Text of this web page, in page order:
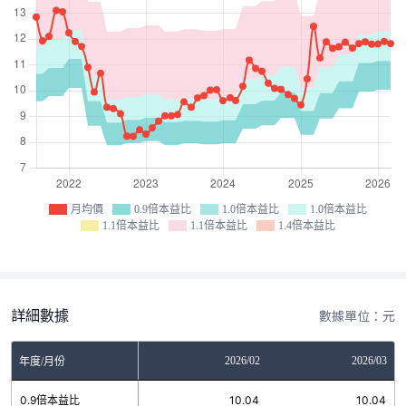
月均價 0.9倍本益比 1.0倍本益比
1.0倍本益比
1.1倍本益比
1.1倍本益比 1.4倍本益比
詳細數據 數據單位：元
年度/月份 2026/02 2026/03
0.9倍本益比 10.04 10.04